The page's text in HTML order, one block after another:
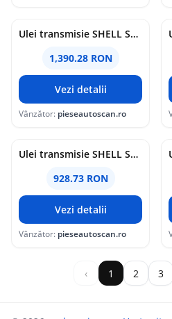
Ulei transmisie SHELL SPIRAX S4 G 75W90 20L
1,390.28 RON
Vezi detalii
Vânzător: pieseautoscan.ro
Ulei transmisie SHELL SPIRAX S2 A 85W140 20L
928.73 RON
Vezi detalii
Vânzător: pieseautoscan.ro
‹ 1 2 3